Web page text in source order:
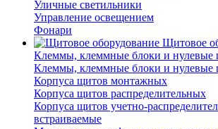
Уличные светильники
Управление освещением
Фонари
Щитовое
Клеммы, клеммные блоки и
Клеммы, клеммные блоки и
Корпуса щитов монтажных
Корпуса щитов распределительных
Корпуса щитов учетно-
встраиваемые